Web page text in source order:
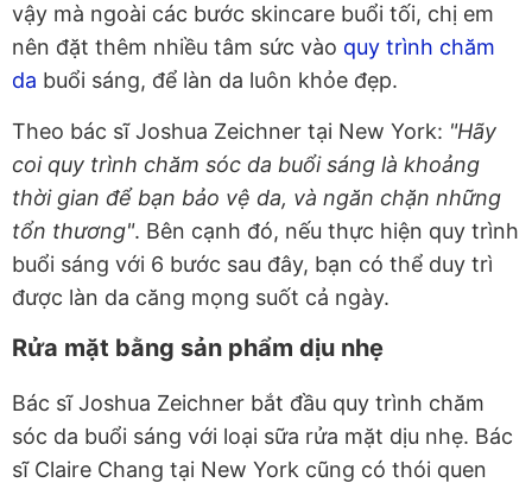
vậy mà ngoài các bước skincare buổi tối, chị em
nên đặt thêm nhiều tâm sức vào quy trình chăm
da buổi sáng, để làn da luôn khỏe đẹp.
Theo bác sĩ Joshua Zeichner tại New York: "Hãy
coi quy trình chăm sóc da buổi sáng là khoảng
thời gian để bạn bảo vệ da, và ngăn chặn những
tổn thương". Bên cạnh đó, nếu thực hiện quy trình
buổi sáng với 6 bước sau đây, bạn có thể duy trì
được làn da căng mọng suốt cả ngày.
Rửa mặt bằng sản phẩm dịu nhẹ
Bác sĩ Joshua Zeichner bắt đầu quy trình chăm
sóc da buổi sáng với loại sữa rửa mặt dịu nhẹ. Bác
sĩ Claire Chang tại New York cũng có thói quen